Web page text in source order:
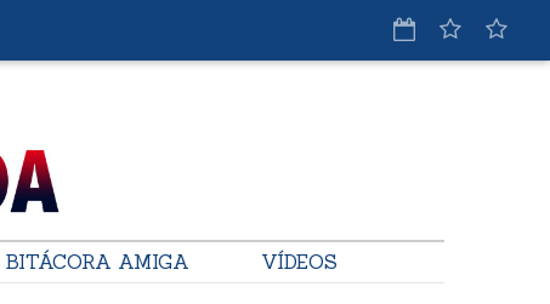
BITÁCORA AMIGA VÍDEOS